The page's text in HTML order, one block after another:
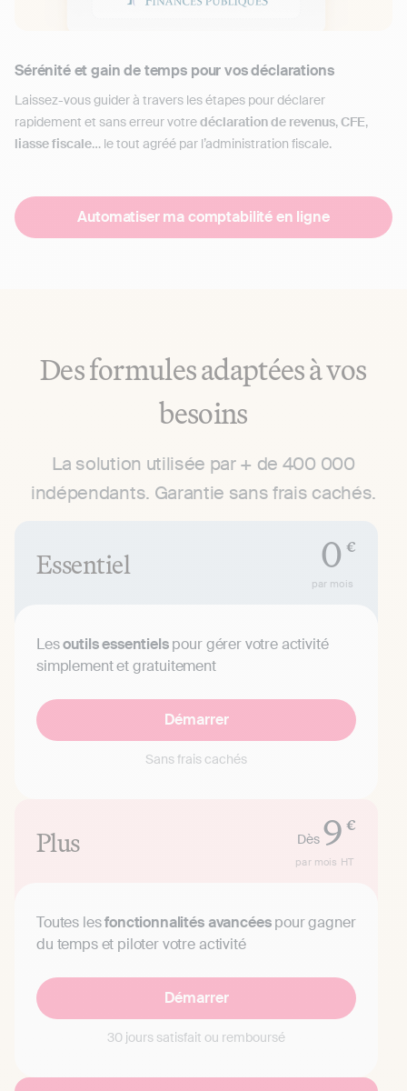
Sérénité et gain de temps pour vos déclarations
Laissez-vous guider à travers les étapes pour déclarer
rapidement et sans erreur votredéclaration de revenus,CFE,
liasse fiscale… le tout agréé par l’administration fiscale.
Automatiser ma comptabilité en ligne
Des formules adaptées à vos
besoins
La solution utilisée par + de 400 000
indépendants. Garantie sans frais cachés.
Essentiel 0 €
par mois
Lesoutils essentielspour gérer votre activité
simplement et gratuitement
Démarrer
Sans frais cachés
Plus Dès 9 €
par mois HT
Toutes lesfonctionnalités avancéespour gagner
du temps et piloter votre activité
Démarrer
30 jours satisfait ou remboursé